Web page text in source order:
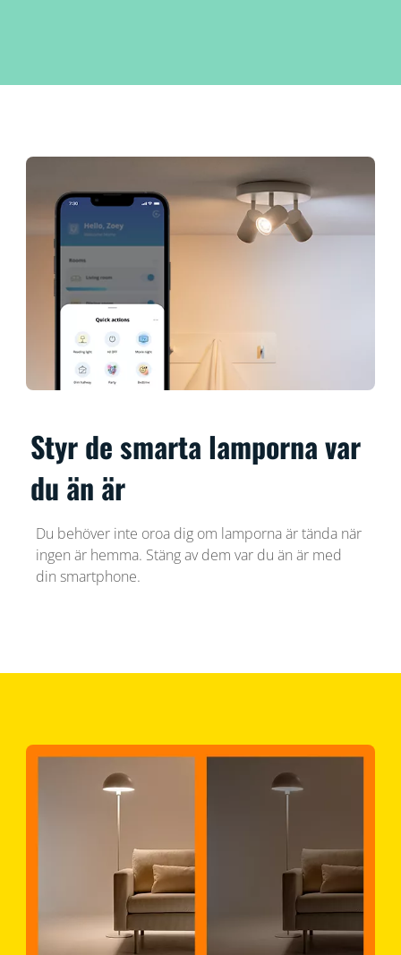
Styr de smarta lamporna var
du än är
Du behöver inte oroa dig om lamporna är tända när
ingen är hemma. Stäng av dem var du än är med
din smartphone.